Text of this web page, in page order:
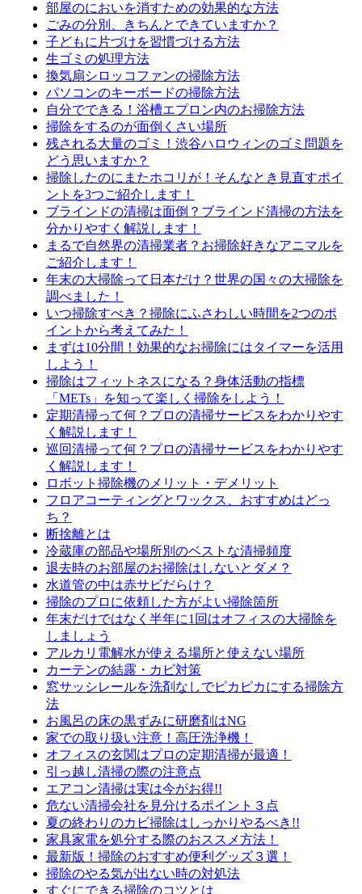
部屋のにおいを消すための効果的な方法
ごみの分別、きちんとできていますか？
子どもに片づけを習慣づける方法
生ゴミの処理方法
換気扇シロッコファンの掃除方法
パソコンのキーボードの掃除方法
自分でできる！浴槽エプロン内のお掃除方法
掃除をするのが面倒くさい場所
残される大量のゴミ！渋谷ハロウィンのゴミ問題を
どう思いますか？
掃除したのにまたホコリが！そんなとき見直すポイ
ントを3つご紹介します！
ブラインドの清掃は面倒？ブラインド清掃の方法を
分かりやすく解説します！
まるで自然界の清掃業者？お掃除好きなアニマルを
ご紹介します！
年末の大掃除って日本だけ？世界の国々の大掃除を
調べました！
いつ掃除すべき？掃除にふさわしい時間を2つのポ
イントから考えてみた！
まずは10分間！効果的なお掃除にはタイマーを活用
しよう！
掃除はフィットネスになる？身体活動の指標
「METs」を知って楽しく掃除をしよう！
定期清掃って何？プロの清掃サービスをわかりやす
く解説します！
巡回清掃って何？プロの清掃サービスをわかりやす
く解説します！
ロボット掃除機のメリット・デメリット
フロアコーティングとワックス、おすすめはどっ
ち？
断捨離とは
冷蔵庫の部品や場所別のベストな清掃頻度
退去時のお部屋のお掃除はしないとダメ？
水道管の中は赤サビだらけ？
掃除のプロに依頼した方がよい掃除箇所
年末だけではなく半年に1回はオフィスの大掃除を
しましょう
アルカリ電解水が使える場所と使えない場所
カーテンの結露・カビ対策
窓サッシレールを洗剤なしでピカピカにする掃除方
法
お風呂の床の黒ずみに研磨剤はNG
家での取り扱い注意！高圧洗浄機！
オフィスの玄関はプロの定期清掃が最適！
引っ越し清掃の際の注意点
エアコン清掃は実は今がお得!!
危ない清掃会社を見分けるポイント３点
夏の終わりのカビ掃除はしっかりやるべき!!
家具家電を処分する際のおススメ方法！
最新版！掃除のおすすめ便利グッズ３選！
掃除のやる気が出ない時の対処法
すぐにできる掃除のコツとは